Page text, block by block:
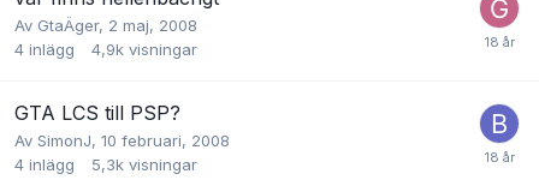
Av GtaÄger, 2 maj, 2008
4 inlägg 4,9k visningar
GTA LCS till PSP?
Av SimonJ, 10 februari, 2008
4 inlägg 5,3k visningar